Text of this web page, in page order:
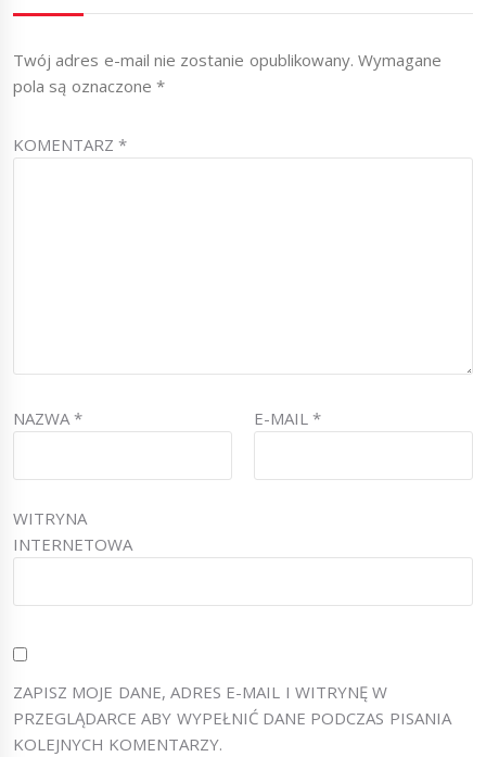
Twój adres e-mail nie zostanie opublikowany. Wymagane
pola są oznaczone *
KOMENTARZ*
NAZWA* E-MAIL*
WITRYNA
INTERNETOWA
ZAPISZ MOJE DANE, ADRES E-MAIL I WITRYNĘ W
PRZEGLĄDARCE ABY WYPEŁNIĆ DANE PODCZAS PISANIA
KOLEJNYCH KOMENTARZY.